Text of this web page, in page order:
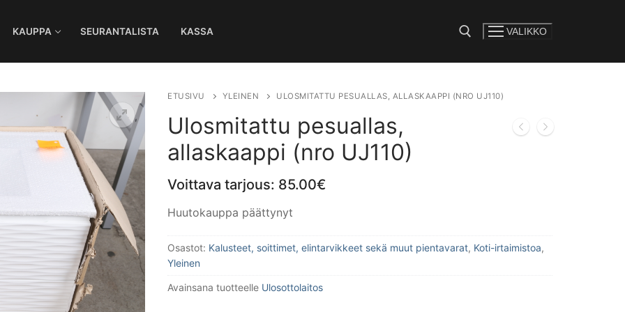
KAUPPA SEURANTALISTA KASSA
Hae:
VALIKKO
ETUSIVU YLEINEN ULOSMITATTU PESUALLAS, ALLASKAAPPI (NRO UJ110)
Ulosmitattu pesuallas,
allaskaappi (nro UJ110)
Voittava tarjous: 85.00€
Huutokauppa päättynyt
Osastot: Kalusteet, soittimet, elintarvikkeet sekä muut pientavarat, Koti-irtaimistoa,
Yleinen
Avainsana tuotteelle Ulosottolaitos